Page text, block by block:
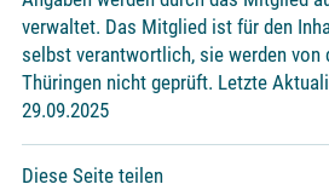
verwaltet. Das Mitglied ist für den
selbst verantwortlich, sie werden
Thüringen nicht geprüft. Letzte
29.09.2025
Diese Seite teilen